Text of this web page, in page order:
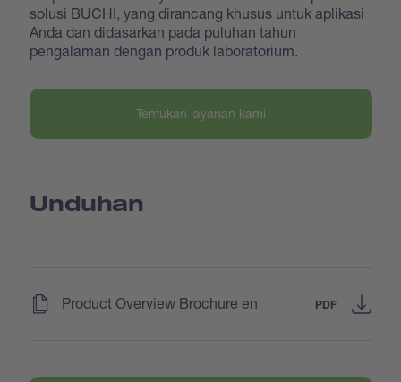
solusi BUCHI, yang dirancang khusus untuk aplikasi
Anda dan didasarkan pada puluhan tahun
pengalaman dengan produk laboratorium.
Temukan layanan kami
Unduhan
Product Overview Brochure en PDF